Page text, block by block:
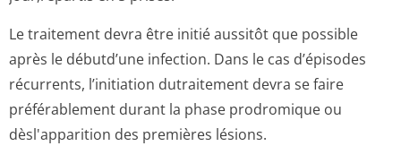
Le traitement devra être initié aussitôt que possible
après le débutd’une infection. Dans le cas d’épisodes
récurrents, l’initiation dutraitement devra se faire
préférablement durant la phase prodromique ou
dèsl'apparition des premières lésions.